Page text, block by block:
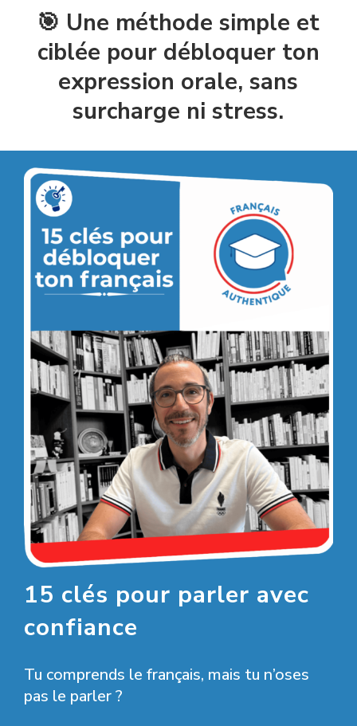
🎯 Une méthode simple et
ciblée pour débloquer ton
expression orale, sans
surcharge ni stress.
15 clés pour parler avec
confiance
Tu comprends le français, mais tu n’oses
pas le parler ?